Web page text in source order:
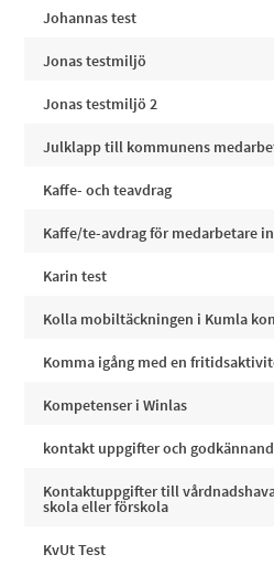
Johannas test
Jonas testmiljö
Jonas testmiljö 2
Julklapp till kommunens
Kaffe- och teavdrag
Kaffe/te-avdrag för medarbetare
Karin test
Kolla mobiltäckningen i Kumla
Komma igång med en
Kompetenser i Winlas
kontakt uppgifter och
Kontaktuppgifter till
skola eller förskola
KvUt Test